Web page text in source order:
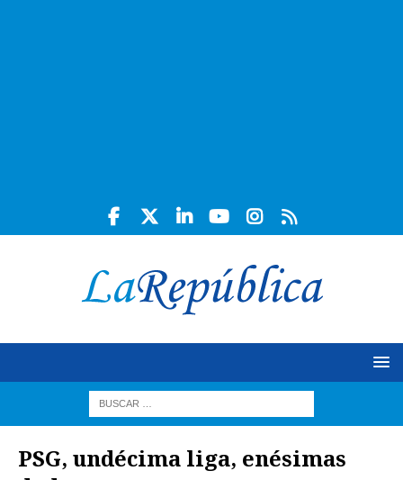
PSG, undécima liga, enésimas